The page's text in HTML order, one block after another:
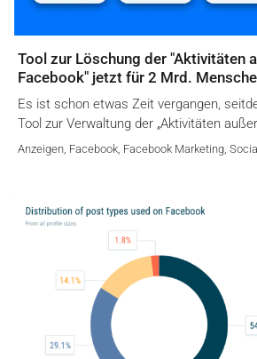
Tool zur Löschung der "Aktivitäten
Facebook" jetzt für 2 Mrd.
Es ist schon etwas Zeit vergangen,
Tool zur Verwaltung der „Aktivitäten
Anzeigen, Facebook, Facebook Marketing,